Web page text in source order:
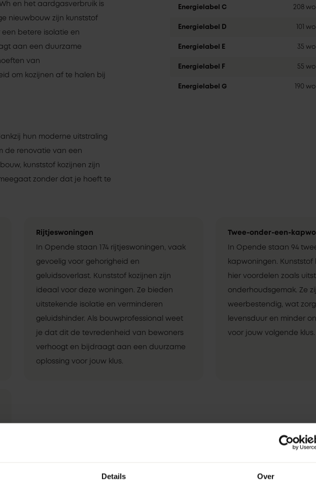
Details Over
en het aardgasverbruik is
nieuwbouw zijn kunststof
een betere isolatie en
aan een duurzame
van
om kozijnen af te halen bij
Energielabel C 208
Energielabel D 101
Energielabel E 35
Energielabel F 55
Energielabel G 190
hun moderne uitstraling
de renovatie van een
kunststof kozijnen zijn
zonder dat je hoeft te
Rijtjeswoningen
In Opende staan 174 rijtjeswoningen, vaak
gevoelig voor gehorigheid en
geluidsoverlast. Kunststof kozijnen zijn
ideaal voor deze woningen. Ze bieden
uitstekende isolatie en verminderen
geluidshinder. Als bouwprofessional weet
je dat dit de tevredenheid van bewoners
verhoogt en bijdraagt aan een duurzame
oplossing voor jouw klus.
Twee-onder-een-
In Opende staan 94
kapwoningen. Kunststof
hier voordelen zoals
onderhoudsgemak. Ze
weerbestendig, wat
levensduur en minder
voor jouw volgende klus.